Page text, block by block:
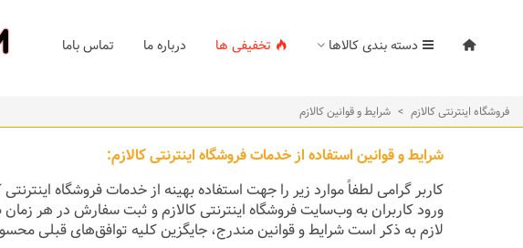
دسته بندی کالاها تخفیفی ها درباره ما تماس باما
فروشگاه اینترنتی کالازم > شرایط و قوانین کالازم
شرایط و قوانین استفاده از خدمات فروشگاه اینترنتی کالازم:
کاربر گرامی لطفاً موارد زیر را جهت استفاده بهینه از خدمات فروشگاه
ورود کاربران به وب‏‌سایت فروشگاه اینترنتی کالازم و ثبت سفارش در هر
لازم به ذکر است شرایط و قوانین مندرج، جایگزین کلیه توافق‏‌های قبلی